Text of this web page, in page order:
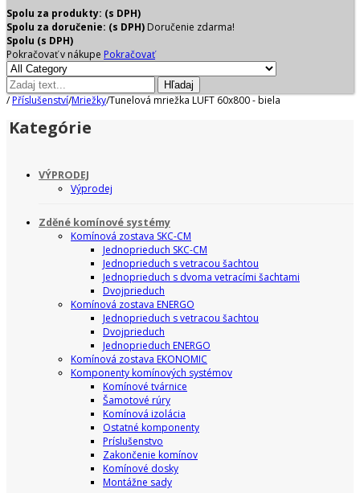
Spolu za produkty: (s DPH)
Spolu za doručenie: (s DPH) Doručenie zdarma!
Spolu (s DPH)
Pokračovať v nákupe Pokračovať
Hľadaj
/ Příslušenství/Mriežky/Tunelová mriežka LUFT 60x800 - biela
Kategórie
VÝPRODEJ
Výprodej
Zděné komínové systémy
Komínová zostava SKC-CM
Jednoprieduch SKC-CM
Jednoprieduch s vetracou šachtou
Jednoprieduch s dvoma vetracími šachtami
Dvojprieduch
Komínová zostava ENERGO
Jednoprieduch s vetracou šachtou
Dvojprieduch
Jednoprieduch ENERGO
Komínová zostava EKONOMIC
Komponenty komínových systémov
Komínové tvárnice
Šamotové rúry
Komínová izolácia
Ostatné komponenty
Príslušenstvo
Zakončenie komínov
Komínové dosky
Montážne sady